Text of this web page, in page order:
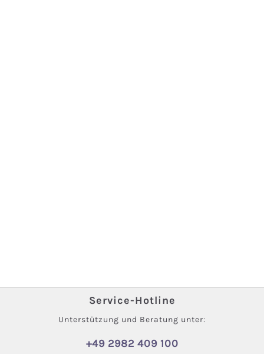
Service-Hotline
Unterstützung und Beratung unter:
+49 2982 409 100